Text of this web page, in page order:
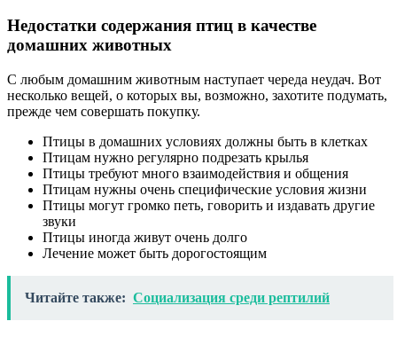
Недостатки содержания птиц в качестве
домашних животных
С любым домашним животным наступает череда неудач. Вот
несколько вещей, о которых вы, возможно, захотите подумать,
прежде чем совершать покупку.
Птицы в домашних условиях должны быть в клетках
Птицам нужно регулярно подрезать крылья
Птицы требуют много взаимодействия и общения
Птицам нужны очень специфические условия жизни
Птицы могут громко петь, говорить и издавать другие
звуки
Птицы иногда живут очень долго
Лечение может быть дорогостоящим
Читайте также: Социализация среди рептилий